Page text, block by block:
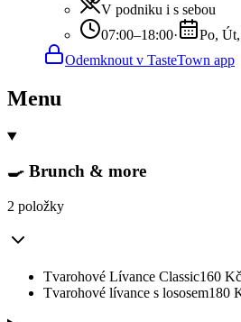
V podniku i s sebou
07:00–18:00· Po,
Odemknout v TasteTown app
Menu
🍳 Brunch & more
2 položky
Tvarohové Lívance Classic160 Kč
Tvarohové lívance s lososem180